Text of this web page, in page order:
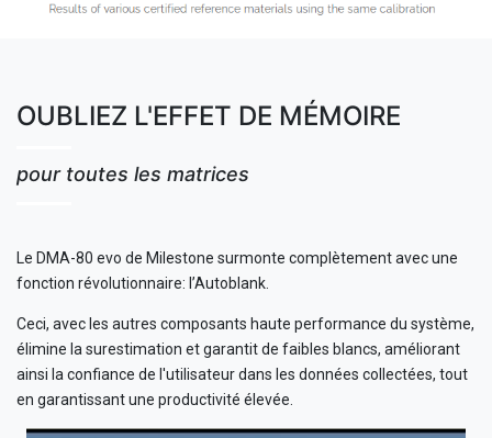
OUBLIEZ L'EFFET DE MÉMOIRE
pour toutes les matrices
Le DMA-80 evo de Milestone surmonte complètement avec une
fonction révolutionnaire: l’Autoblank.
Ceci, avec les autres composants haute performance du système,
élimine la surestimation et garantit de faibles blancs, améliorant
ainsi la confiance de l'utilisateur dans les données collectées, tout
en garantissant une productivité élevée.